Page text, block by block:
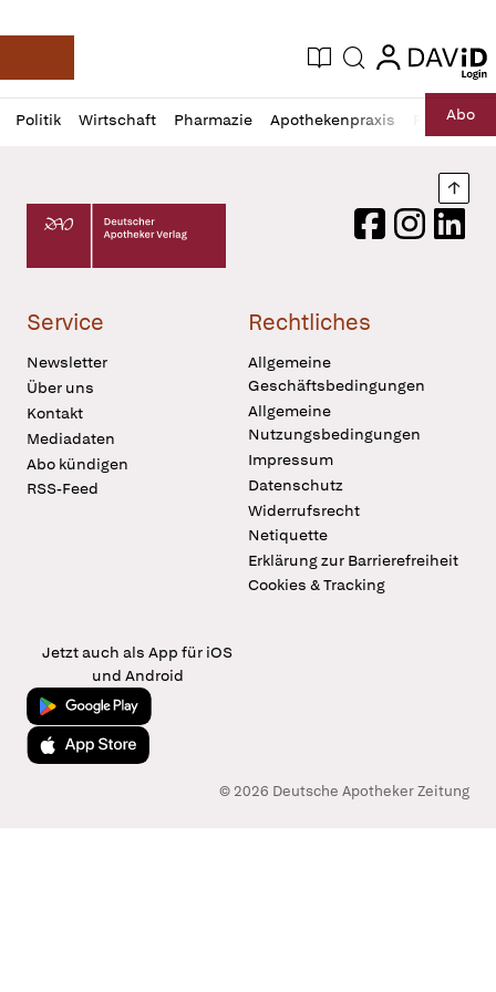
Deutsche Apotheker Zeitung
Aktuelle Ausgabe
Suche login
login
Politik Wirtschaft Pharmazie Apothekenpraxis RechtAbo
Profil
öffnen
Daz
Pur
Deutscher Apotheker Verlag Logo
FacebookInstagram
Service
Newsletter
Über uns
Kontakt
Mediadaten
Abo kündigen
RSS-Feed
Rechtliches
Allgemeine
Geschäftsbedingungen
Allgemeine
Nutzungsbedingungen
Impressum
Datenschutz
Widerrufsrecht
Netiquette
Erklärung zur Barrierefreiheit
Cookies & Tracking
Jetzt auch als App für iOS
und Android
Jetzt bei Google Play
Laden im App Store
© 2026 Deutsche Apotheker Zeitung